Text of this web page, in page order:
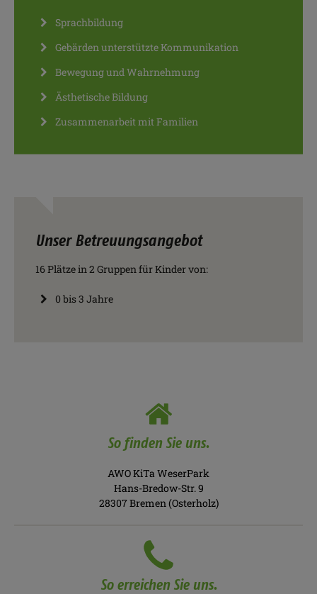
Sprachbildung
Gebärden unterstützte Kommunikation
Bewegung und Wahrnehmung
Ästhetische Bildung
Zusammenarbeit mit Familien
Unser Betreuungsangebot
16 Plätze in 2 Gruppen für Kinder von:
0 bis 3 Jahre
So finden Sie uns.
AWO KiTa WeserPark
Hans-Bredow-Str. 9
28307 Bremen (Osterholz)
So erreichen Sie uns.